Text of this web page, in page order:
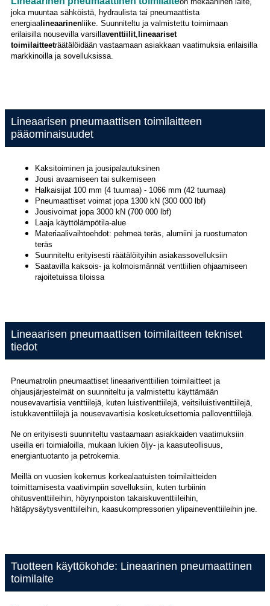
joka muuntaa sähköistä, hydraulista tai pneumaattista
energiaalineaarinenliike. Suunniteltu ja valmistettu toimimaan
erilaisilla nousevilla varsillaventtiilit, lineaariset
toimilaitteeträätälöidään vastaamaan asiakkaan vaatimuksia erilaisilla
markkinoilla ja sovelluksissa.
Lineaarisen pneumaattisen toimilaitteen
pääominaisuudet
Kaksitoiminen ja jousipalautuksinen
Jousi avaamiseen tai sulkemiseen
Halkaisijat 100 mm (4 tuumaa) - 1066 mm (42 tuumaa)
Pneumaattiset voimat jopa 1300 kN (300 000 lbf)
Jousivoimat jopa 3000 kN (700 000 lbf)
Laaja käyttölämpötila-alue
Materiaalivaihtoehdot: pehmeä teräs, alumiini ja ruostumaton
teräs
Suunniteltu erityisesti räätälöityihin asiakassovelluksiin
Saatavilla kaksois- ja kolmoismännät venttiilien ohjaamiseen
rajoitetuissa tiloissa
Lineaarisen pneumaattisen toimilaitteen tekniset
tiedot
Pneumatrolin pneumaattiset lineaariventtiilien toimilaitteet ja
ohjausjärjestelmät on suunniteltu ja valmistettu käyttämään
nousevavartisia venttiilejä, kuten luistiventtiilejä, veitsiluistiventtiilejä,
istukkaventtiilejä ja nousevavartisia kosketuksettomia palloventtiilejä.
Ne on erityisesti suunniteltu vastaamaan asiakkaiden vaatimuksiin
useilla eri toimialoilla, mukaan lukien öljy- ja kaasuteollisuus,
energiantuotanto ja petrokemia.
Meillä on vuosien kokemus korkealaatuisten toimilaitteiden
toimittamisesta vaativimpiin sovelluksiin, kuten turbiinin
ohitusventtiileihin, höyrynpoiston takaiskuventtiileihin,
hätäpysäytysventtiileihin, kaasukompressorien ylipaineventtiileihin jne.
Tuotteen käyttökohde: Lineaarinen pneumaattinen
toimilaite